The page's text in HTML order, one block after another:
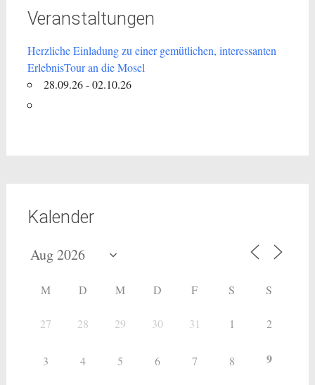
Veranstaltungen
Herzliche Einladung zu einer gemütlichen, interessanten
ErlebnisTour an die Mosel
28.09.26 - 02.10.26
Kalender
M D M D F S S
27 28 29 30 31 1 2
3 4 5 6 7 8 9